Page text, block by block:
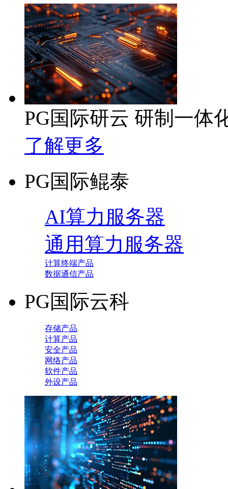
PG国际研云 研制一体
了解更多
PG国际鲲泰
AI算力服务器
通用算力服务器
计算终端产品
数据通信产品
PG国际云科
存储产品
计算产品
安全产品
网络产品
软件产品
外设产品